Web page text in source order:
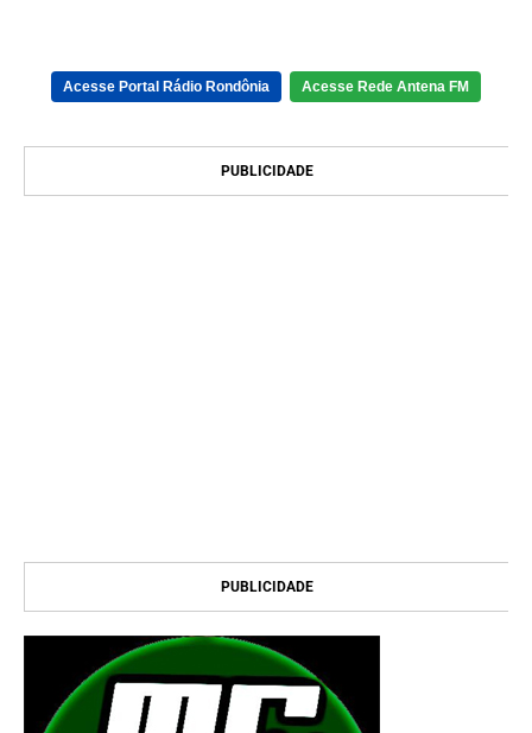
Acesse Portal Rádio Rondônia Acesse Rede Antena FM
PUBLICIDADE
PUBLICIDADE